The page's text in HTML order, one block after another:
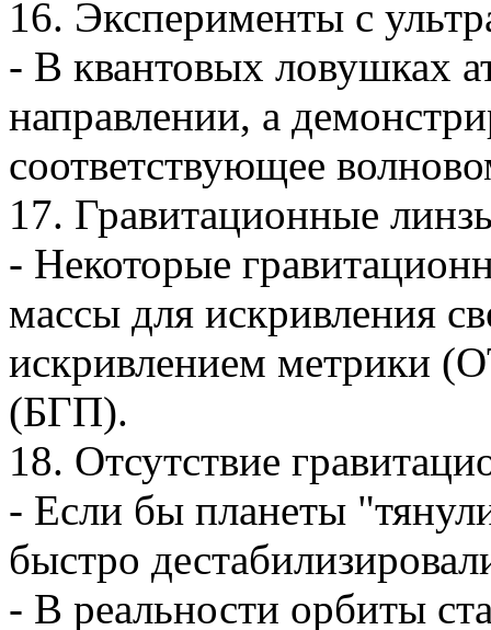
16. Эксперименты с
- В квантовых ловушках
направлении, а
соответствующее
17. Гравитационные
- Некоторые
массы для искривления
искривлением метрики
(БГП).
18. Отсутствие
- Если бы планеты
быстро
- В реальности орбиты